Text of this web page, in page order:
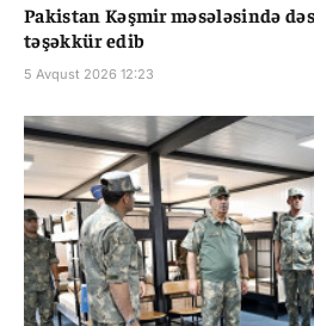
Pakistan Kəşmir məsələsində
təşəkkür edib
5 Avqust 2026 12:23